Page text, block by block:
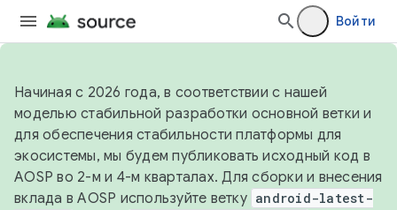
Войти
Начиная с 2026 года, в соответствии с нашей
моделью стабильной разработки основной ветки и
для обеспечения стабильности платформы для
экосистемы, мы будем публиковать исходный код в
AOSP во 2-м и 4-м кварталах. Для сборки и внесения
вклада в AOSP используйте ветку android-latest-